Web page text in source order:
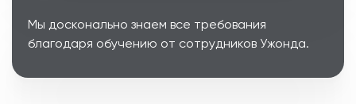
Мы досконально знаем все требования
благодаря обучению от сотрудников Ужонда.